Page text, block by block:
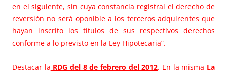
en el siguiente, sin cuya constancia registral el derecho de
reversión no será oponible a los terceros adquirentes que
hayan inscrito los títulos de sus respectivos derechos
conforme a lo previsto en la Ley Hipotecaria”.
Destacar la RDG del 8 de febrero del 2012. En la misma La